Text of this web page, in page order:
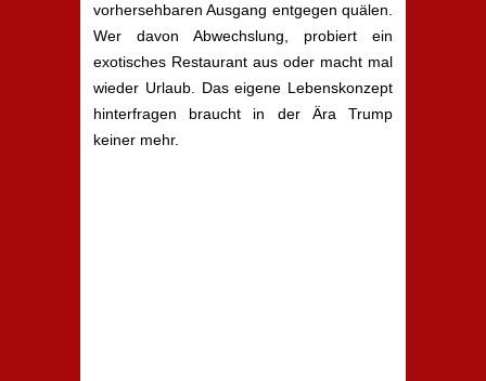
vorhersehbaren Ausgang entgegen quälen.
Wer davon Abwechslung, probiert ein
exotisches Restaurant aus oder macht mal
wieder Urlaub. Das eigene Lebenskonzept
hinterfragen braucht in der Ära Trump
keiner mehr.